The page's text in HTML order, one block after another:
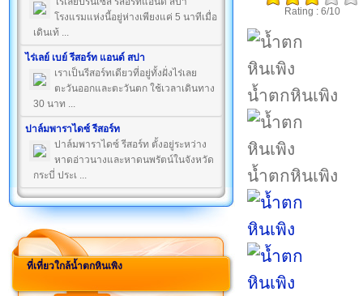
โรงแรมแห่งนี้อยู่ห่างเพียงแค่ 5 นาทีเมื่อ
เดินเท้ ...
ไร่เลย์ เบย์ รีสอร์ท แอนด์ สปา
เราเป็นรีสอร์ทเดียวที่อยู่ทั้งฝั่งไร่เลย
ตะวันออกและตะวันตก ใช้เวลาเดินทาง
30 นาท ...
ปาล์มพาราไดซ์ รีสอร์ท
ปาล์มพาราไดซ์ รีสอร์ท ตั้งอยู่ระหว่าง
หาดอ่าวนางและหาดนพรัตน์ในจังหวัด
กระบี่ ประเ ...
ที่เที่ยวใกล้น้ำตกหินเพิง
Rating : 6/10
น้ำตกหินเพิง
น้ำตกหินเพิง